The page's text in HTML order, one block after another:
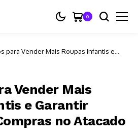
0
para Vender Mais Roupas Infantis e
Vender Mais
e Garantir
no Atacado